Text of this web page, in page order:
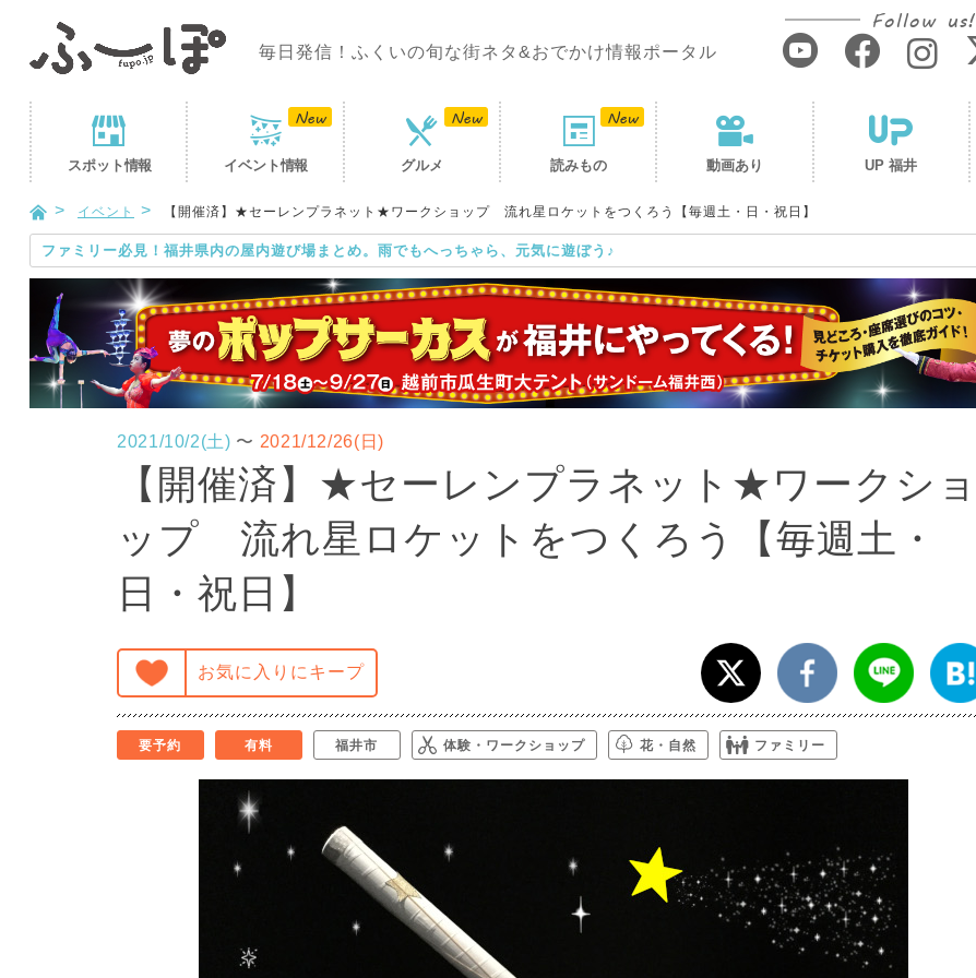
毎日発信！ふくいの旬な街ネタ&おでかけ情報ポータル
Follow us!
スポット情報 イベント情報 グルメ 読みもの 動画あり UP 福井
イベント 【開催済】★セーレンプラネット★ワークショップ 流れ星ロケットをつくろう【毎週土・日・祝日】
ファミリー必見！福井県内の屋内遊び場まとめ。雨でもへっちゃら、元気に遊ぼう♪
2021/10/2(土) 〜 2021/12/26(日)
【開催済】★セーレンプラネット★ワークショ
ップ 流れ星ロケットをつくろう【毎週土・
日・祝日】
お気に入りにキープ
要予約 有料 福井市 体験・ワークショップ 花・自然 ファミリー